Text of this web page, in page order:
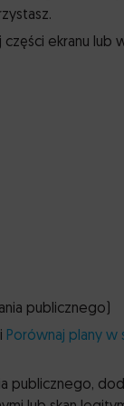
części ekranu lub
publicznego)
Porównaj plany w
publicznego,